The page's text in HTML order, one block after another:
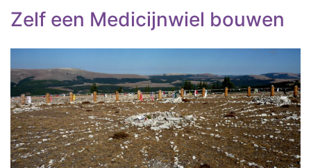
Zelf een Medicijnwiel bouwen